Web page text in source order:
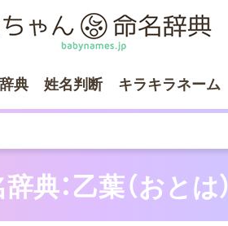
典 姓名判断 キラキラネーム
典：乙葉（おとは）